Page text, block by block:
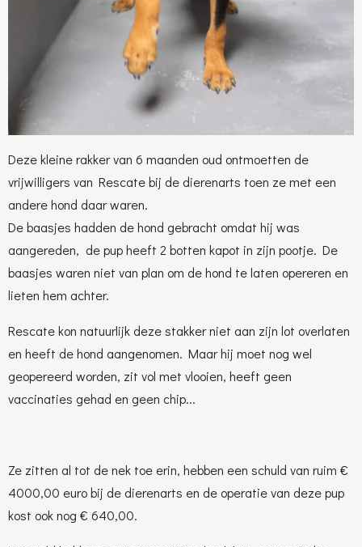
Deze kleine rakker van 6 maanden oud ontmoetten de
vrijwilligers van Rescate bij de dierenarts toen ze met een
andere hond daar waren.
De baasjes hadden de hond gebracht omdat hij was
aangereden, de pup heeft 2 botten kapot in zijn pootje. De
baasjes waren niet van plan om de hond te laten opereren en
lieten hem achter.
Rescate kon natuurlijk deze stakker niet aan zijn lot overlaten
en heeft de hond aangenomen. Maar hij moet nog wel
geopereerd worden, zit vol met vlooien, heeft geen
vaccinaties gehad en geen chip...
Ze zitten al tot de nek toe erin, hebben een schuld van ruim €
4000,00 euro bij de dierenarts en de operatie van deze pup
kost ook nog € 640,00.